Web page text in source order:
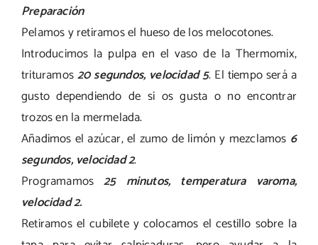
Preparación
Pelamos y retiramos el hueso de los melocotones.
Introducimos la pulpa en el vaso de la Thermomix,
trituramos20 segundos, velocidad 5. El tiempo será a
gusto dependiendo de si os gusta o no encontrar
trozos en la mermelada.
Añadimos el azúcar, el zumo de limón y mezclamos 6
segundos, velocidad 2.
Programamos25 minutos, temperatura varoma,
velocidad 2.
Retiramos el cubilete y colocamos el cestillo sobre la